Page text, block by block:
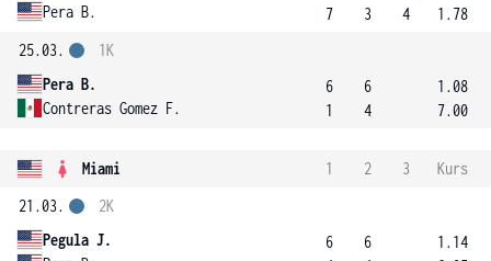
Pera B.
7
3
4
1.78
25.03.
Pera B.
Contreras Gomez F.
1K
6
1
6
4
1.08
7.00
Miami 1 2 3
Kurs
21.03.
Pegula J.
2K
6
6
1.14